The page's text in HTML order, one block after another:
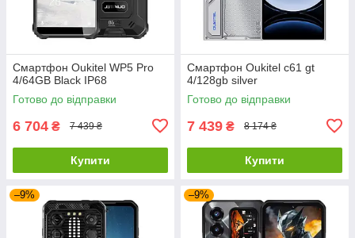
Смартфон Oukitel WP5 Pro
4/64GB Black IP68
Готово до відправки
6 704 ₴ 7 439 ₴
Купити
Смартфон Oukitel c61 gt
4/128gb silver
Готово до відправки
7 439 ₴ 8 174 ₴
Купити
–9% –9%